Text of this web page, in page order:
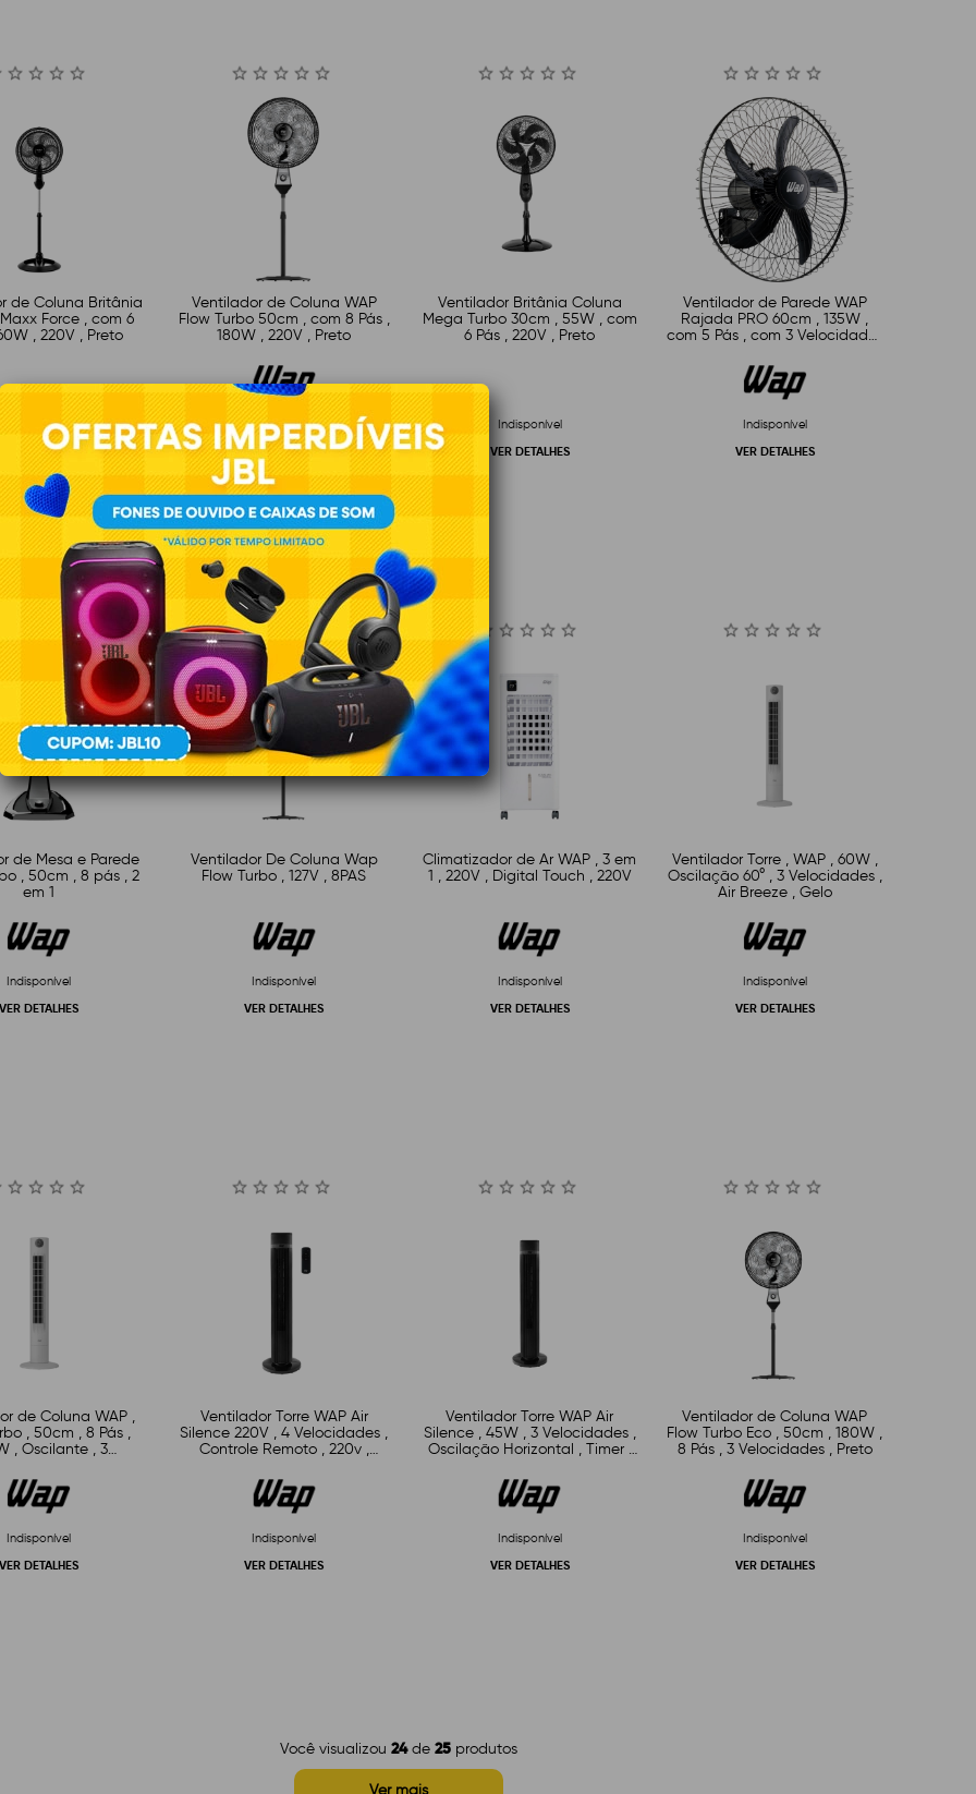
de Coluna Britânia
Force , com 6
, 220V , Preto
Indisponível
VER DETALHES
Ventilador de Coluna WAP
Flow Turbo 50cm , com 8 Pás ,
180W , 220V , Preto
Indisponível
VER DETALHES
Ventilador Britânia Coluna
Mega Turbo 30cm , 55W , com
6 Pás , 220V , Preto
Indisponível
VER DETALHES
Ventilador de Parede WAP
Rajada PRO 60cm , 135W ,
com 5 Pás , com 3 Velocidades
Indisponível
VER DETALHES
de Mesa e Parede
, 50cm , 8 pás , 2
em 1
Indisponível
VER DETALHES
Ventilador De Coluna Wap
Flow Turbo , 127V , 8PAS
Indisponível
VER DETALHES
Climatizador de Ar WAP , 3 em
1 , 220V , Digital Touch , 220V
Indisponível
VER DETALHES
Ventilador Torre , WAP , 60W ,
Oscilação 60° , 3 Velocidades ,
Air Breeze , Gelo
Indisponível
VER DETALHES
de Coluna WAP ,
, 50cm , 8 Pás ,
, Oscilante , 3
Indisponível
VER DETALHES
Ventilador Torre WAP Air
Silence 220V , 4 Velocidades ,
Controle Remoto , 220v ,
Preto
Indisponível
VER DETALHES
Ventilador Torre WAP Air
Silence , 45W , 3 Velocidades ,
Oscilação Horizontal , Timer ,
Indisponível
VER DETALHES
Ventilador de Coluna WAP
Flow Turbo Eco , 50cm , 180W ,
8 Pás , 3 Velocidades , Preto
Indisponível
VER DETALHES
Você visualizou 24de 25 produtos
Ver mais